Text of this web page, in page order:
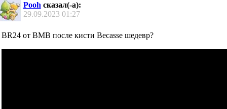
Pooh сказал(-а):
29.09.2023 01:27
BR24 от BMB после кисти Becasse шедевр?